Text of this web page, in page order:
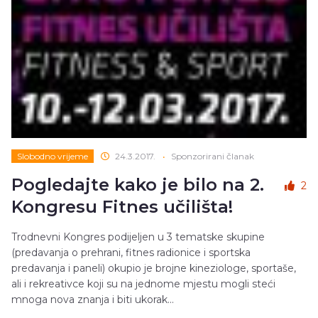
Slobodno vrijeme 24.3.2017. • Sponzorirani članak
Pogledajte kako je bilo na 2.
Kongresu Fitnes učilišta!
2
Trodnevni Kongres podijeljen u 3 tematske skupine
(predavanja o prehrani, fitnes radionice i sportska
predavanja i paneli) okupio je brojne kineziologe, sportaše,
ali i rekreativce koji su na jednome mjestu mogli steći
mnoga nova znanja i biti ukorak...